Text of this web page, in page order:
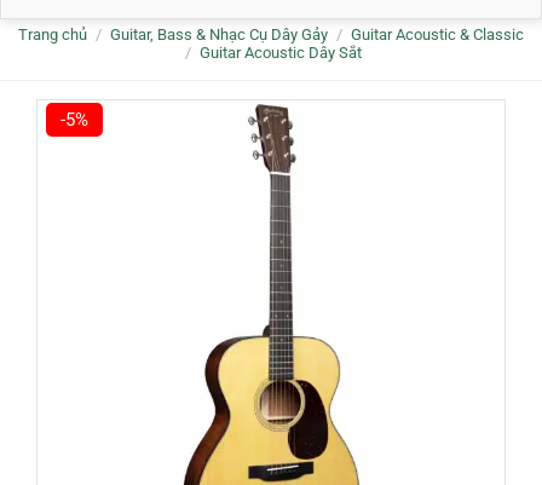
Trang chủ / Guitar, Bass & Nhạc Cụ Dây Gảy / Guitar Acoustic & Classic
/ Guitar Acoustic Dây Sắt
-5%